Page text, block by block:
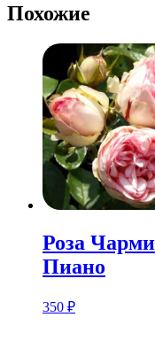
Похожие
Розa
Пиано
350 ₽